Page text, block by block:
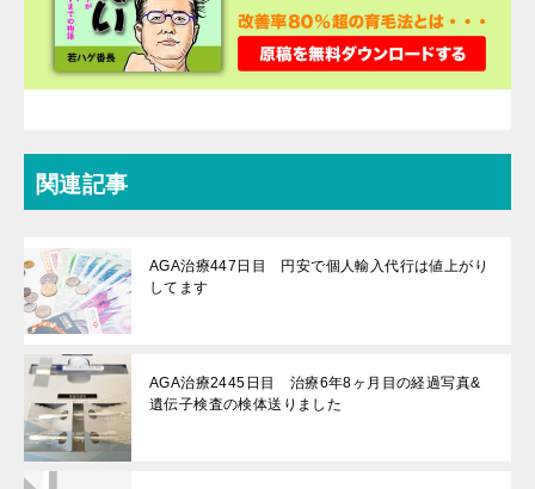
関連記事
AGA治療447日目 円安で個人輸入代行は値上がり
してます
AGA治療2445日目 治療6年8ヶ月目の経過写真&
遺伝子検査の検体送りました